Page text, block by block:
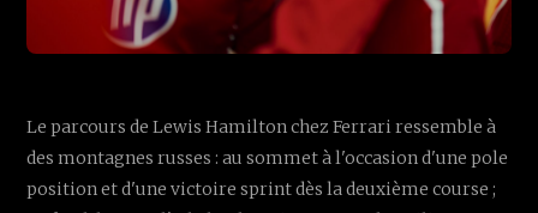
Le parcours de Lewis Hamilton chez Ferrari ressemble à
des montagnes russes : au sommet à l'occasion d'une pole
position et d'une victoire sprint dès la deuxième course ;